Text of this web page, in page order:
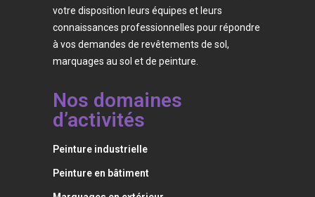
votre disposition leurs équipes et leurs
connaissances professionnelles pour répondre
à vos demandes de revêtements de sol,
marquages au sol et de peinture.
Nos domaines
d’activités
Peinture industrielle
Peinture en bâtiment